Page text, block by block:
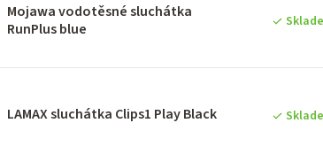
Mojawa vodotěsné sluchátka
RunPlus blue
LAMAX sluchátka Clips1 Play Black